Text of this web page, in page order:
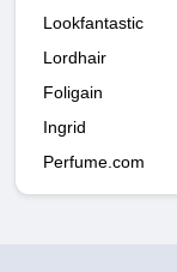
Lookfantastic
Lordhair
Foligain
Ingrid
Perfume.com